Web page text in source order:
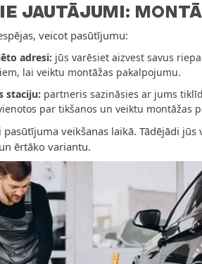
JAUTĀJUMI:
veicot pasūtījumu:
adresi: jūs varēsiet aizvest savus
lai veiktu montāžas pakalpojumu.
staciju: partneris sazināsies ar jums
par tikšanos un veiktu montāžas
veikšanas laikā. Tādējādi jūs
ērtāko variantu.